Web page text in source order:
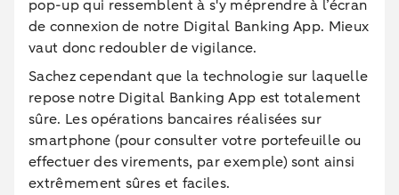
pop-up qui ressemblent à s'y méprendre à l’écran
de connexion de notre Digital Banking App. Mieux
vaut donc redoubler de vigilance.
Sachez cependant que la technologie sur laquelle
repose notre Digital Banking App est totalement
sûre. Les opérations bancaires réalisées sur
smartphone (pour consulter votre portefeuille ou
effectuer des virements, par exemple) sont ainsi
extrêmement sûres et faciles.